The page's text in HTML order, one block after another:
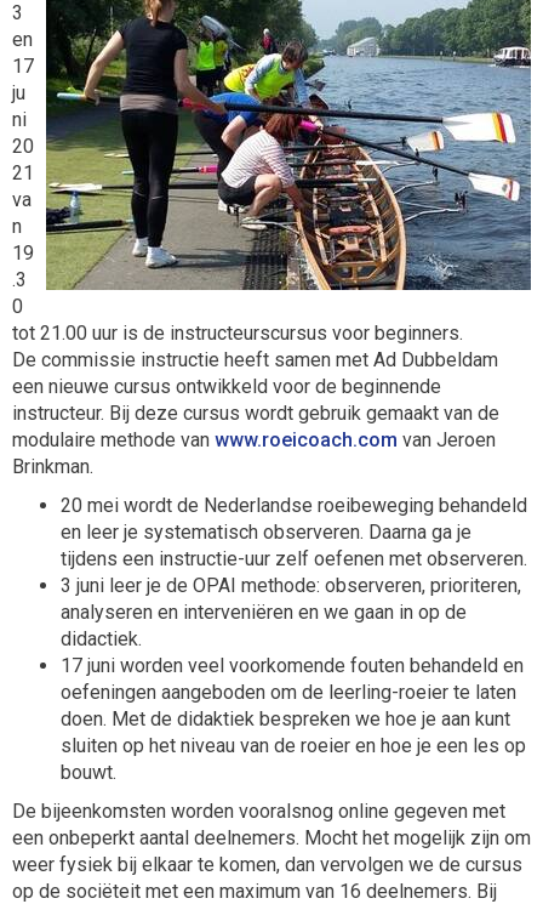
3
en
17
ju
ni
20
21
va
n
19
.3
0
tot 21.00 uur is de instructeurscursus voor beginners.
De commissie instructie heeft samen met Ad Dubbeldam
een nieuwe cursus ontwikkeld voor de beginnende
instructeur. Bij deze cursus wordt gebruik gemaakt van de
modulaire methode van www.roeicoach.com van Jeroen
Brinkman.
20 mei wordt de Nederlandse roeibeweging behandeld
en leer je systematisch observeren. Daarna ga je
tijdens een instructie-uur zelf oefenen met observeren.
3 juni leer je de OPAI methode: observeren, prioriteren,
analyseren en interveniëren en we gaan in op de
didactiek.
17 juni worden veel voorkomende fouten behandeld en
oefeningen aangeboden om de leerling-roeier te laten
doen. Met de didaktiek bespreken we hoe je aan kunt
sluiten op het niveau van de roeier en hoe je een les op
bouwt.
De bijeenkomsten worden vooralsnog online gegeven met
een onbeperkt aantal deelnemers. Mocht het mogelijk zijn om
weer fysiek bij elkaar te komen, dan vervolgen we de cursus
op de sociëteit met een maximum van 16 deelnemers. Bij